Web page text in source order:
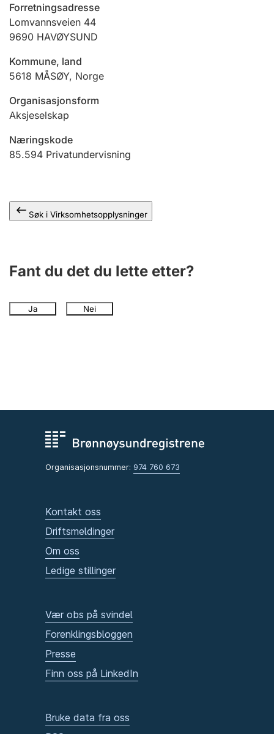
Jeger
Ektepaktveileder
Offentlig sektor
Forretningsadresse
Lomvannsveien 44
9690 HAVØYSUND
Kommune, land
5618 MÅSØY, Norge
Organisasjonsform
Aksjeselskap
Næringskode
85.594 Privatundervisning
Søk i Virksomhetsopplysninger
Fant du det du lette etter?
Ja Nei
Organisasjonsnummer: 974 760 673
Kontakt oss
Driftsmeldinger
Om oss
Ledige stillinger
Vær obs på svindel
Forenklingsbloggen
Presse
Finn oss på LinkedIn
Bruke data fra oss